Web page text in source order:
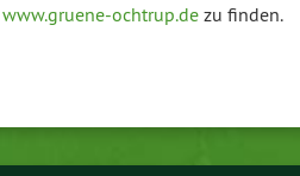
www.gruene-ochtrup.de zu finden.